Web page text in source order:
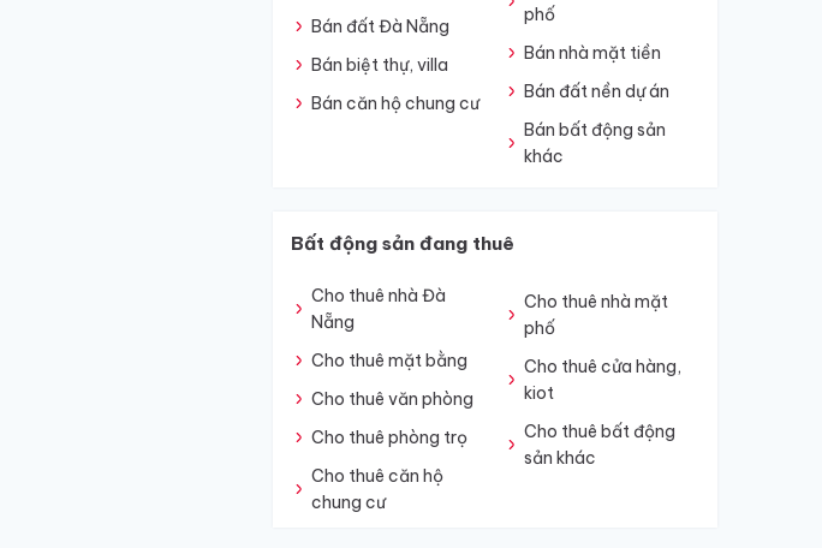
Bán đất Đà Nẵng
Bán biệt thự, villa
Bán căn hộ chung cư
phố
Bán nhà mặt tiền
Bán đất nền dự án
Bán bất động sản
khác
Bất động sản đang thuê
Cho thuê nhà Đà
Nẵng
Cho thuê mặt bằng
Cho thuê văn phòng
Cho thuê phòng trọ
Cho thuê căn hộ
chung cư
Cho thuê nhà mặt
phố
Cho thuê cửa hàng,
kiot
Cho thuê bất động
sản khác